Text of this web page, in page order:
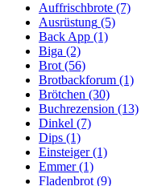
Auffrischbrote (7)
Ausrüstung (5)
Back App (1)
Biga (2)
Brot(56)
Brotbackforum (1)
Brötchen (30)
Buchrezension (13)
Dinkel (7)
Dips (1)
Einsteiger(1)
Emmer(1)
Fladenbrot(9)